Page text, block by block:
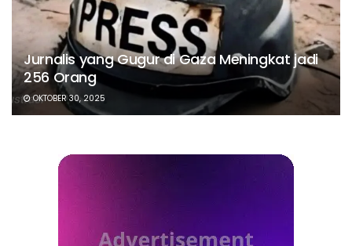
Jurnalis yang Gugur di Gaza Meningkat jadi
256 Orang
OKTOBER 30, 2025